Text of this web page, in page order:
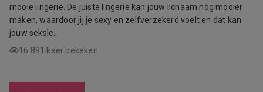
mooie lingerie. De juiste lingerie kan jouw lichaam nóg mooier
maken, waardoor jij je sexy en zelfverzekerd voelt en dat kan
jouw seksle…
16.891 keer bekeken